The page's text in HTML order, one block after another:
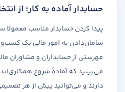
حسابدار آماده به کار؛ از
پیدا کردن حسابدار مناسب
سامان‌دادن به امور مالی یک
فهرستی از حسابداران و مشاوران
می‌بینید که آمادهٔ شروع
دارند و می‌توانید پیش از هر